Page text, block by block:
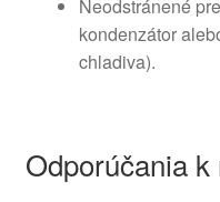
Neodstránené
kondenzátor
chladiva).
Odporúčania k